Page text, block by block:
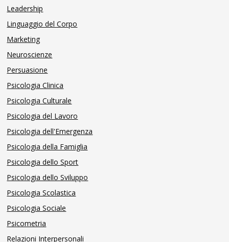
Leadership
Linguaggio del Corpo
Marketing
Neuroscienze
Persuasione
Psicologia Clinica
Psicologia Culturale
Psicologia del Lavoro
Psicologia dell'Emergenza
Psicologia della Famiglia
Psicologia dello Sport
Psicologia dello Sviluppo
Psicologia Scolastica
Psicologia Sociale
Psicometria
Relazioni Interpersonali